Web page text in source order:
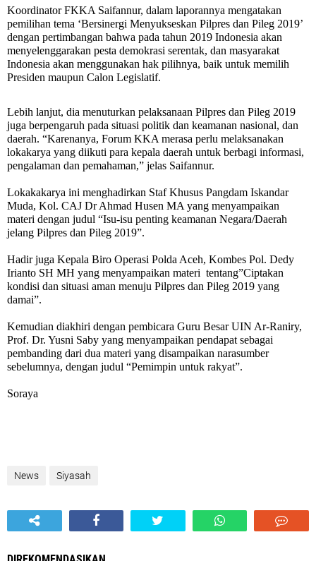
Koordinator FKKA Saifannur, dalam laporannya mengatakan
pemilihan tema ‘Bersinergi Menyukseskan Pilpres dan Pileg 2019’
dengan pertimbangan bahwa pada tahun 2019 Indonesia akan
menyelenggarakan pesta demokrasi serentak, dan masyarakat
Indonesia akan menggunakan hak pilihnya, baik untuk memilih
Presiden maupun Calon Legislatif.
Lebih lanjut, dia menuturkan pelaksanaan Pilpres dan Pileg 2019
juga berpengaruh pada situasi politik dan keamanan nasional, dan
daerah. “Karenanya, Forum KKA merasa perlu melaksanakan
lokakarya yang diikuti para kepala daerah untuk berbagi informasi,
pengalaman dan pemahaman,” jelas Saifannur.
Lokakakarya ini menghadirkan Staf Khusus Pangdam Iskandar
Muda, Kol. CAJ Dr Ahmad Husen MA yang menyampaikan
materi dengan judul “Isu-isu penting keamanan Negara/Daerah
jelang Pilpres dan Pileg 2019”.
Hadir juga Kepala Biro Operasi Polda Aceh, Kombes Pol. Dedy
Irianto SH MH yang menyampaikan materi tentang”Ciptakan
kondisi dan situasi aman menuju Pilpres dan Pileg 2019 yang
damai”.
Kemudian diakhiri dengan pembicara Guru Besar UIN Ar-Raniry,
Prof. Dr. Yusni Saby yang menyampaikan pendapat sebagai
pembanding dari dua materi yang disampaikan narasumber
sebelumnya, dengan judul “Pemimpin untuk rakyat”.
Soraya
News Siyasah